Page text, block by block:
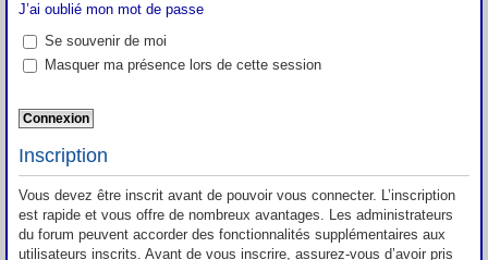
J’ai oublié mon mot de passe
Se souvenir de moi
Masquer ma présence lors de cette session
Inscription
Vous devez être inscrit avant de pouvoir vous connecter. L’inscription
est rapide et vous offre de nombreux avantages. Les administrateurs
du forum peuvent accorder des fonctionnalités supplémentaires aux
utilisateurs inscrits. Avant de vous inscrire, assurez-vous d’avoir pris